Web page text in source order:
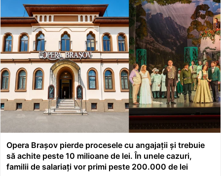
Opera Brașov pierde procesele cu angajații și trebuie
să achite peste 10 milioane de lei. În unele cazuri,
familii de salariați vor primi peste 200.000 de lei